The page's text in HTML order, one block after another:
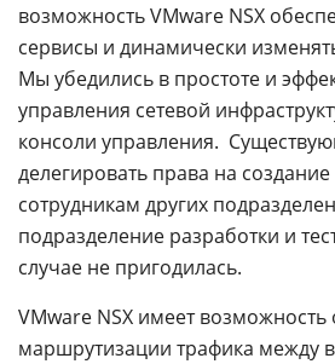
возможность VMware NSX
сервисы и динамически
Мы убедились в простоте и
управления сетевой
консоли управления.
делегировать права на
сотрудникам других
подразделение разработки и
случае не пригодилась.
VMware NSX имеет
маршрутизации трафика между